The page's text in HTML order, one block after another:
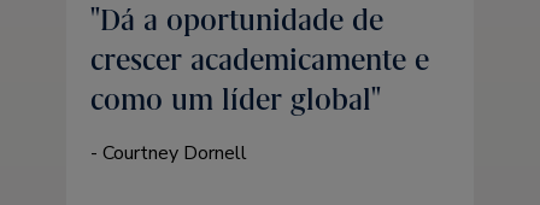
Dá a oportunidade de
crescer academicamente e
como um líder global
- Courtney Dornell